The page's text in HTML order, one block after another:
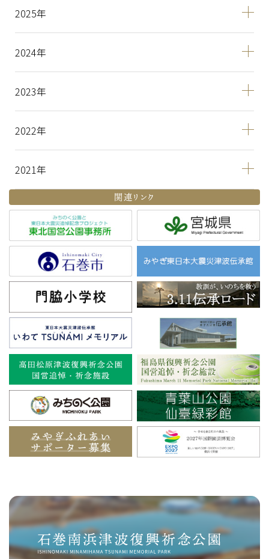
2025
2024
2023
2022
2021
関連リンク